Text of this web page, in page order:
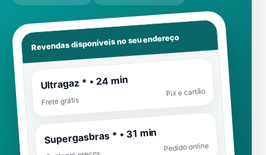
Revendas disponíveis no seu endereço
Ultragaz * • 24 min
Frete grátis
Pix e cartão
Supergasbras * • 31 min
Pedido online